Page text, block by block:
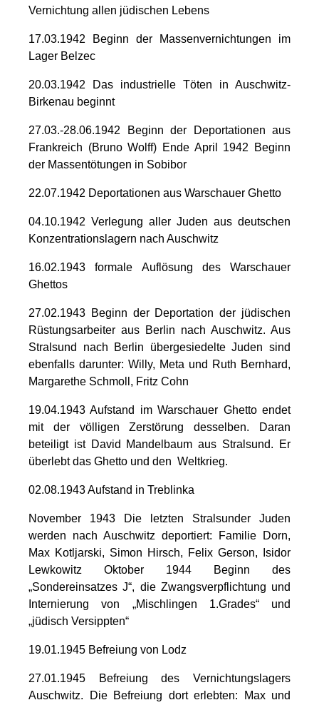
Vernichtung allen jüdischen Lebens
17.03.1942 Beginn der Massenvernichtungen im
Lager Belzec
20.03.1942 Das industrielle Töten in Auschwitz-
Birkenau beginnt
27.03.-28.06.1942 Beginn der Deportationen aus
Frankreich (Bruno Wolff) Ende April 1942 Beginn
der Massentötungen in Sobibor
22.07.1942 Deportationen aus Warschauer Ghetto
04.10.1942 Verlegung aller Juden aus deutschen
Konzentrationslagern nach Auschwitz
16.02.1943 formale Auflösung des Warschauer
Ghettos
27.02.1943 Beginn der Deportation der jüdischen
Rüstungsarbeiter aus Berlin nach Auschwitz. Aus
Stralsund nach Berlin übergesiedelte Juden sind
ebenfalls darunter: Willy, Meta und Ruth Bernhard,
Margarethe Schmoll, Fritz Cohn
19.04.1943 Aufstand im Warschauer Ghetto endet
mit der völligen Zerstörung desselben. Daran
beteiligt ist David Mandelbaum aus Stralsund. Er
überlebt das Ghetto und den Weltkrieg.
02.08.1943 Aufstand in Treblinka
November 1943 Die letzten Stralsunder Juden
werden nach Auschwitz deportiert: Familie Dorn,
Max Kotljarski, Simon Hirsch, Felix Gerson, Isidor
Lewkowitz Oktober 1944 Beginn des
„Sondereinsatzes J“, die Zwangsverpflichtung und
Internierung von „Mischlingen 1.Grades“ und
„jüdisch Versippten“
19.01.1945 Befreiung von Lodz
27.01.1945 Befreiung des Vernichtungslagers
Auschwitz. Die Befreiung dort erlebten: Max und